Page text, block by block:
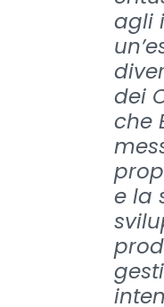
agli
dei
che
e la